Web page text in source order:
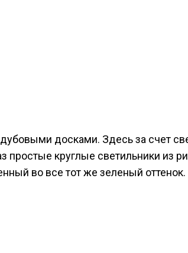
досками. Здесь за счет
круглые светильники из
во все тот же зеленый оттенок.